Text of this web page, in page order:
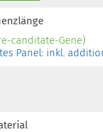
canditate-Gene)
Panel: inkl.